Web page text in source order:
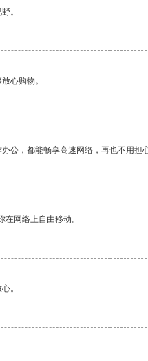
。
心购物。
公，都能畅享高速网络，再也不用担
网络上自由移动。
。